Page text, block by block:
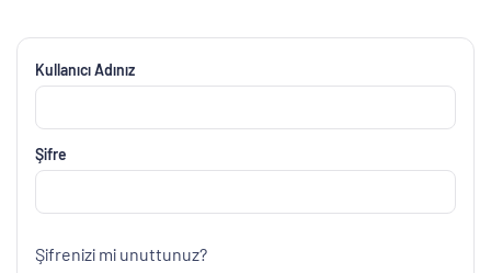
Kullanıcı Adınız
Şifre
Şifrenizi mi unuttunuz?